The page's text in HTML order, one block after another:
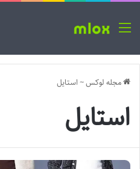
منو
مجله لوکس~ استایل
استایل